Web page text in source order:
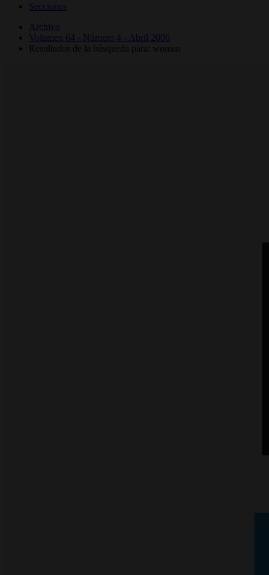
Secciones
Archivo
Volumen 64 - Número 4 - Abril 2006
Resultados de la búsqueda para: woman